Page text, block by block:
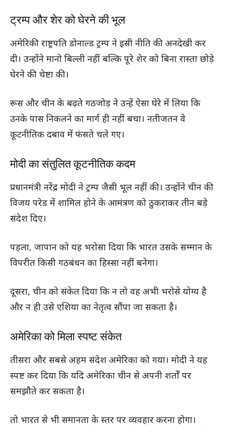
ट्रम्प और शेर को घेरने की भूल
अमेरिकी राष्ट्रपति डोनाल्ड ट्रम्प ने इसी नीति की अनदेखी कर
दी। उन्होंने मानो बिल्ली नहीं बल्कि पूरे शेर को बिना रास्ता छोड़े
घेरने की चेष्टा की।
रूस और चीन के बढ़ते गठजोड़ ने उन्हें ऐसा घेरे में लिया कि
उनके पास निकलने का मार्ग ही नहीं बचा। नतीजतन वे
कूटनीतिक दबाव में फंसते चले गए।
मोदी का संतुलित कूटनीतिक कदम
प्रधानमंत्री नरेंद्र मोदी ने ट्रम्प जैसी भूल नहीं की। उन्होंने चीन की
विजय परेड में शामिल होने के आमंत्रण को ठुकराकर तीन बड़े
संदेश दिए।
पहला, जापान को यह भरोसा दिया कि भारत उसके सम्मान के
विपरीत किसी गठबंधन का हिस्सा नहीं बनेगा।
दूसरा, चीन को संकेत दिया कि न तो वह अभी भरोसे योग्य है
और न ही उसे एशिया का नेतृत्व सौंपा जा सकता है।
अमेरिका को मिला स्पष्ट संकेत
तीसरा और सबसे अहम संदेश अमेरिका को गया। मोदी ने यह
स्पष्ट कर दिया कि यदि अमेरिका चीन से अपनी शर्तों पर
समझौते कर सकता है।
तो भारत से भी समानता के स्तर पर व्यवहार करना होगा।